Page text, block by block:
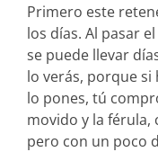
Primero este
los días. Al pasar
se puede llevar
lo verás, porque si
lo pones, tú
movido y la férula,
pero con un poco